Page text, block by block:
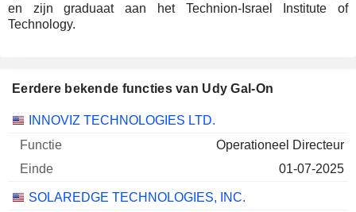
en zijn graduaat aan het Technion-Israel Institute of
Technology.
Eerdere bekende functies van Udy Gal-On
Bedrijven Functie Einde
INNOVIZ TECHNOLOGIES LTD.
Operationeel Directeur
01-07-2025
SOLAREDGE TECHNOLOGIES, INC.